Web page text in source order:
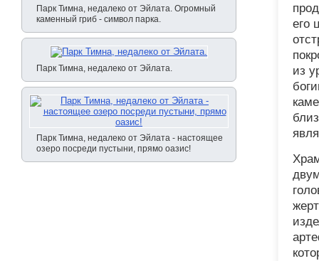
Парк Тимна, недалеко от Эйлата. Огромный
каменный гриб - символ парка.
Парк Тимна, недалеко от Эйлата.
Парк Тимна, недалеко от Эйлата - настоящее
озеро посреди пустыни, прямо оазис!
его
из